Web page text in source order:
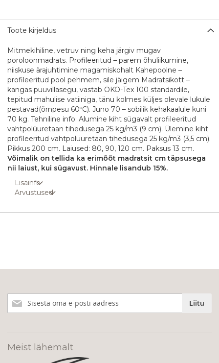
Toote kirjeldus
Mitmekihiline, vetruv ning keha järgiv mugav
poroloonmadrats. Profileeritud – parem õhuliikumine,
niiskuse ärajuhtimine magamiskohalt Kahepoolne –
profileeritud pool pehmem, sile jäigem Madratsikott –
kangas puuvillasegu, vastab ÖKO-Tex 100 standardile,
tepitud mahulise vatiiniga, tänu kolmes küljes olevale lukule
pestavad(õrnpesu 60ºC). Juno 70 – sobilik kehakaalule kuni
70 kg. Tehniline info: Alumine kiht sügavalt profileeritud
vahtpolüuretaan tihedusega 25 kg/m3 (9 cm). Ülemine kiht
profileeritud vahtpolüuretaan tihedusega 25 kg/m3 (3,5 cm).
Pikkus 200 cm. Laiused: 80, 90, 120 cm. Paksus 13 cm.
Võimalik on tellida ka erimõõt madratsit cm täpsusega
nii laiust, kui sügavust. Hinnale lisandub 15%.
Lisainfo
Arvustused
meie
Liitu
Meist lähemalt